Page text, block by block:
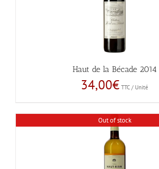
Haut de la Bécade 2014
34,00€ TTC / Unité
Out of stock